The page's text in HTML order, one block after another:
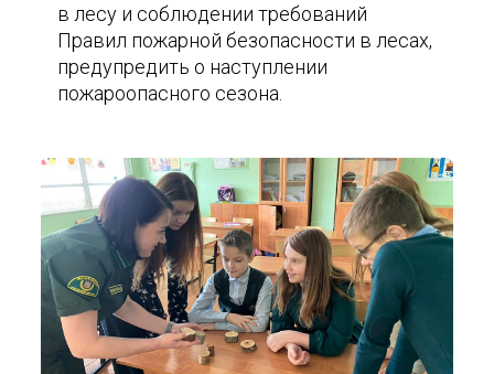
в лесу и соблюдении требований
Правил пожарной безопасности в лесах,
предупредить о наступлении
пожароопасного сезона.